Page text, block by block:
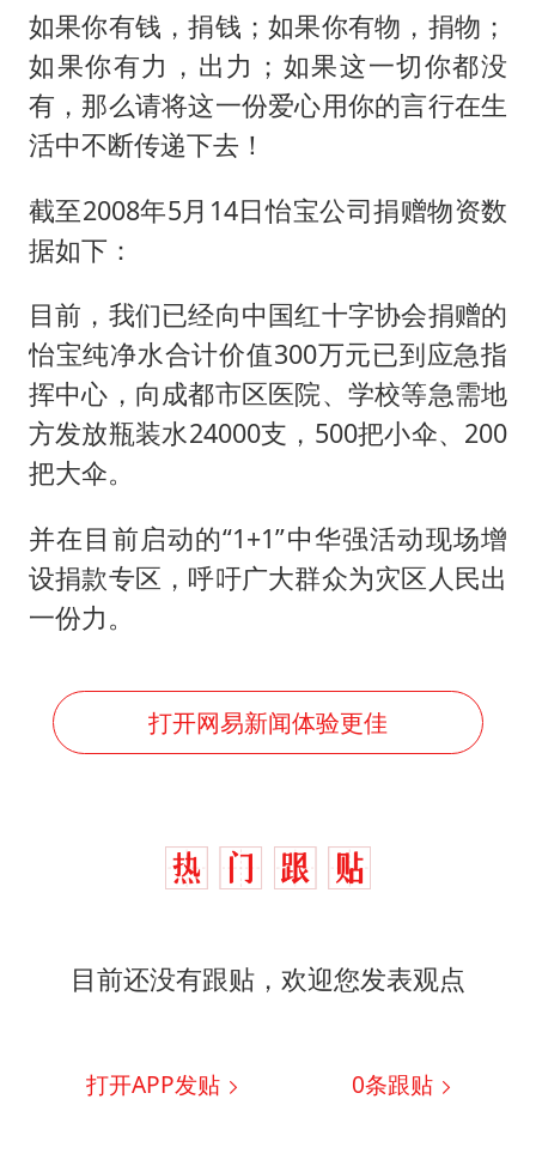
如果你有钱，捐钱；如果你有物，捐物；
如果你有力，出力；如果这一切你都没
有，那么请将这一份爱心用你的言行在生
活中不断传递下去！
截至2008年5月14日怡宝公司捐赠物资数
据如下：
目前，我们已经向中国红十字协会捐赠的
怡宝纯净水合计价值300万元已到应急指
挥中心，向成都市区医院、学校等急需地
方发放瓶装水24000支，500把小伞、200
把大伞。
并在目前启动的“1+1”中华强活动现场增
设捐款专区，呼吁广大群众为灾区人民出
一份力。
打开网易新闻体验更佳
目前还没有跟贴，欢迎您发表观点
打开APP发贴 0条跟贴